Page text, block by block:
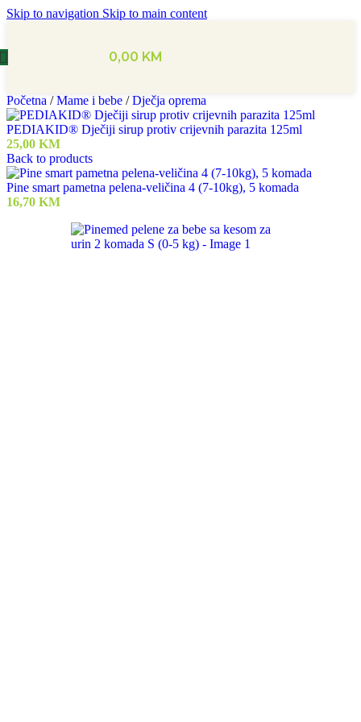
Skip to navigation Skip to main content
0,00 KM
Početna / Mame i bebe / Dječja oprema
PEDIAKID® Dječiji sirup protiv crijevnih parazita 125ml
25,00 KM
Back to products
Pine smart pametna pelena-veličina 4 (7-10kg), 5 komada
16,70 KM